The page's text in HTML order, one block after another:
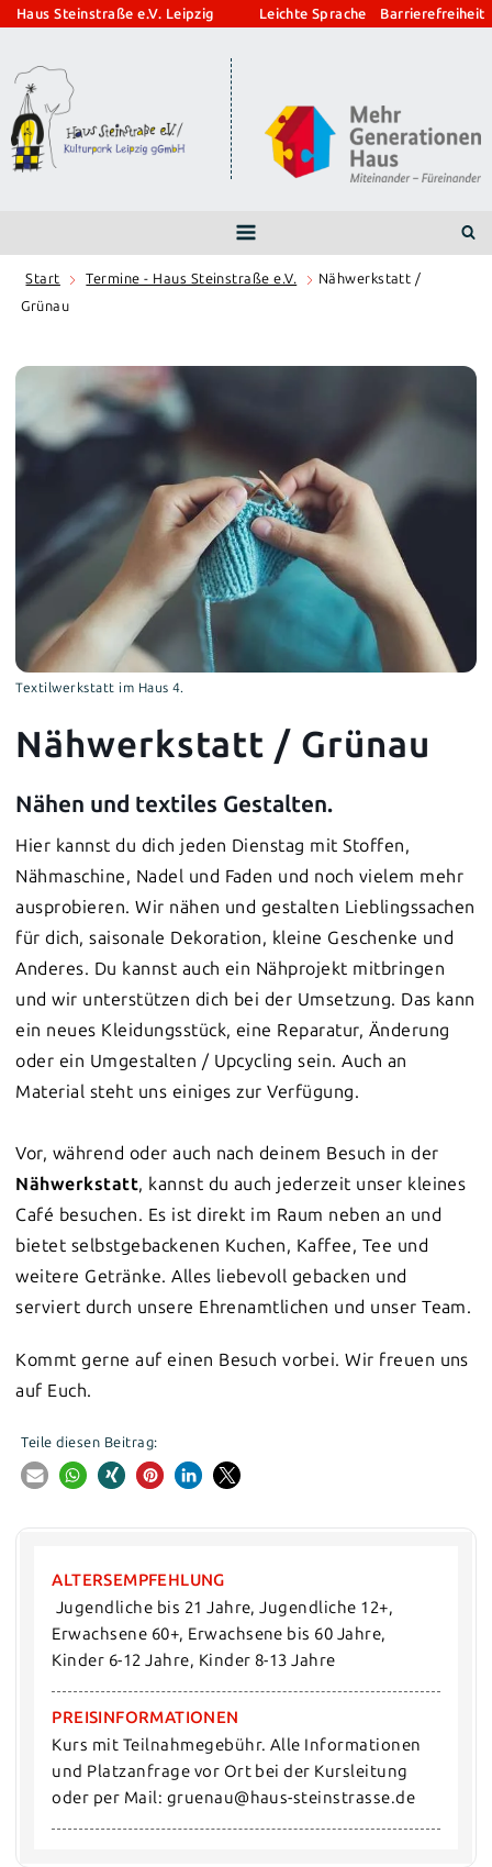
Zum
springen
Haus Steinstraße e.V. Leipzig Leichte Sprache Barrierefreiheit
Start Termine - Haus Steinstraße e.V.
Nähwerkstatt /
Grünau
Textilwerkstatt im Haus 4.
Nähwerkstatt / Grünau
Nähen und textiles Gestalten.
Hier kannst du dich jeden Dienstag mit Stoffen,
Nähmaschine, Nadel und Faden und noch vielem mehr
ausprobieren. Wir nähen und gestalten Lieblingssachen
für dich, saisonale Dekoration, kleine Geschenke und
Anderes. Du kannst auch ein Nähprojekt mitbringen
und wir unterstützen dich bei der Umsetzung. Das kann
ein neues Kleidungsstück, eine Reparatur, Änderung
oder ein Umgestalten / Upcycling sein. Auch an
Material steht uns einiges zur Verfügung.
Vor, während oder auch nach deinem Besuch in der
Nähwerkstatt, kannst du auch jederzeit unser kleines
Café besuchen. Es ist direkt im Raum neben an und
bietet selbstgebackenen Kuchen, Kaffee, Tee und
weitere Getränke. Alles liebevoll gebacken und
serviert durch unsere Ehrenamtlichen und unser Team.
Kommt gerne auf einen Besuch vorbei. Wir freuen uns
auf Euch.
Teile diesen Beitrag:
ALTERSEMPFEHLUNG
Erwachsene 60+, Erwachsene bis 60 Jahre,
Kinder 6-12 Jahre, Kinder 8-13 Jahre
PREISINFORMATIONEN
Kurs mit Teilnahmegebühr. Alle Informationen
und Platzanfrage vor Ort bei der Kursleitung
oder per Mail: gruenau@haus-steinstrasse.de